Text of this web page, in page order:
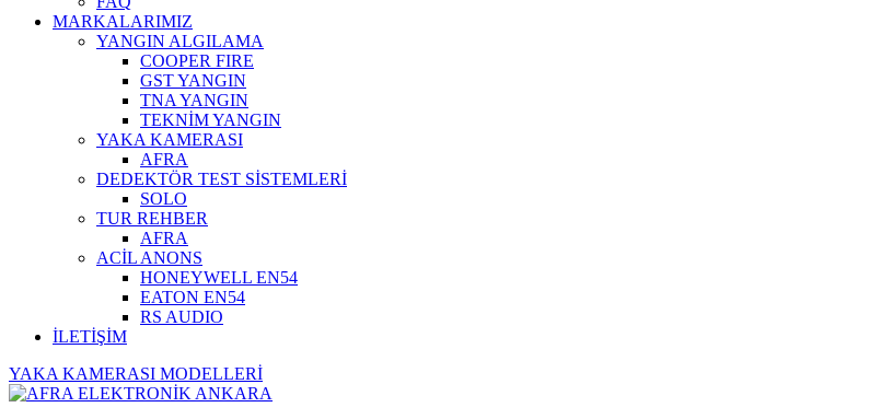
MARKALARIMIZ
YANGIN ALGILAMA
COOPER FIRE
GST YANGIN
TNA YANGIN
TEKNİM YANGIN
YAKA KAMERASI
AFRA
DEDEKTÖR TEST SİSTEMLERİ
SOLO
TUR REHBER
AFRA
ACİL ANONS
HONEYWELL EN54
EATON EN54
RS AUDIO
İLETİŞİM
YAKA KAMERASI MODELLERİ